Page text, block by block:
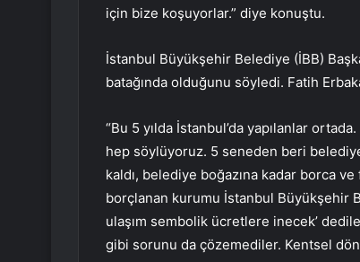
için bize koşuyorlar.” diye konuştu.
İstanbul Büyükşehir Belediye (İBB)
batağında olduğunu söyledi. Fatih
“Bu 5 yılda İstanbul’da yapılanlar
hep söylüyoruz. 5 seneden beri
kaldı, belediye boğazına kadar borca
borçlanan kurumu İstanbul Büyükşehir
ulaşım sembolik ücretlere inecek’
gibi sorunu da çözemediler. Kentsel